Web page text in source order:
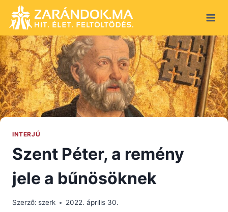
content
INTERJÚ
Szent Péter, a remény
jele a bűnösöknek
Szerző: szerk 2022. április 30.